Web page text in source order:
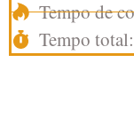
Tempo de
Tempo